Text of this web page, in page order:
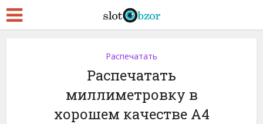
Распечатать
Распечатать
миллиметровку в
хорошем качестве A4